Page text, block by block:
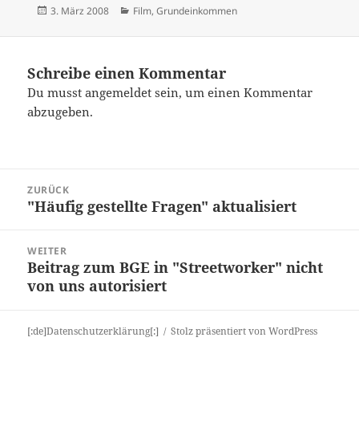
Veröffentlicht
3. März 2008 Kategorien
Film, Grundeinkommen
Schreibe einen Kommentar
Du musstangemeldet sein, um einen Kommentar
abzugeben.
Navigation
ZURÜCK
Vorheriger
"Häufig gestellte Fragen" aktualisiert
WEITER
Nächster
Beitrag:
Beitrag zum BGE in "Streetworker" nicht
von uns autorisiert
[:de]Datenschutzerklärung[:] Stolz präsentiert von WordPress